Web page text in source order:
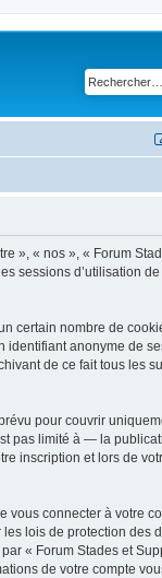
», « nos », « Forum
sessions d’utilisation
certain nombre de
identifiant anonyme de
de ce fait tous les
pour couvrir
pas limité à — la
inscription et lors de
vous connecter à votre
lois de protection des
« Forum Stades et
de votre compte